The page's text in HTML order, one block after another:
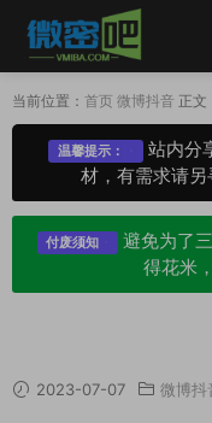
当前位置： 首页 微博抖音 正文
温馨提示：
站内分
材，有需求请另
付废须知
避免为了
得花米
2023-07-07 微博抖